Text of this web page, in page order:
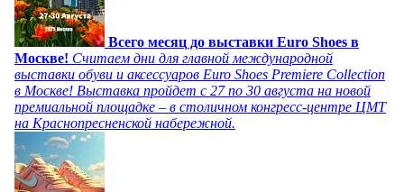
Всего месяц до выставки Euro Shoes в
Москве! Считаем дни для главной международной
выставки обуви и аксессуаров Euro Shoes Premiere Collection
в Москве! Выставка пройдет с 27 по 30 августа на новой
премиальной площадке – в столичном конгресс-центре ЦМТ
на Краснопресненской набережной.